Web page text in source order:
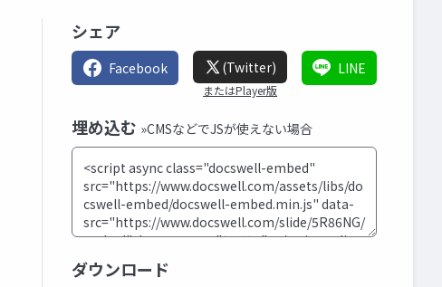
シェア
Facebook (Twitter)
またはPlayer版
LINE
埋め込む »CMSなどでJSが使えない場合
ダウンロード